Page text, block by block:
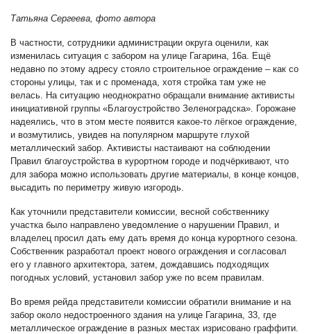
Татьяна Сергеева, фото автора
В частности, сотрудники администрации округа оценили, как
изменилась ситуация с забором на улице Гагарина, 16а. Ещё
недавно по этому адресу стояло строительное ограждение – как со
стороны улицы, так и с променада, хотя стройка там уже не
велась. На ситуацию неоднократно обращали внимание активисты
инициативной группы «Благоустройство Зеленоградска». Горожане
надеялись, что в этом месте появится какое-то лёгкое ограждение,
и возмутились, увидев на популярном маршруте глухой
металлический забор. Активисты настаивают на соблюдении
Правил благоустройства в курортном городе и подчёркивают, что
для забора можно использовать другие материалы, в конце концов,
высадить по периметру живую изгородь.
Как уточнили представители комиссии, весной собственнику
участка было направлено уведомление о нарушении Правил, и
владелец просил дать ему дать время до конца курортного сезона.
Собственник разработал проект нового ограждения и согласовал
его у главного архитектора, затем, дождавшись подходящих
погодных условий, установил забор уже по всем правилам.
Во время рейда представители комиссии обратили внимание и на
забор около недостроенного здания на улице Гагарина, 33, где
металлическое ограждение в разных местах изрисовано граффити.